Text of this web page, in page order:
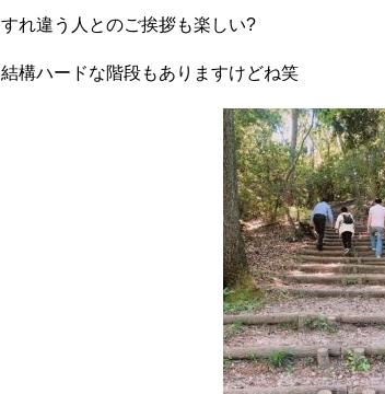
すれ違う人とのご挨拶も楽しい?
結構ハードな階段もありますけどね笑